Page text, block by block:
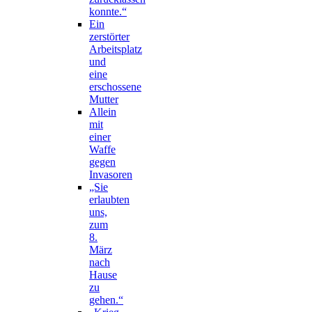
konnte.“
Ein
zerstörter
Arbeitsplatz
und
eine
erschossene
Mutter
Allein
mit
einer
Waffe
gegen
Invasoren
„Sie
erlaubten
uns,
zum
8.
März
nach
Hause
zu
gehen.“